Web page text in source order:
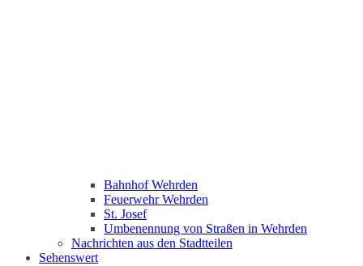
Bahnhof Wehrden
Feuerwehr Wehrden
St. Josef
Umbenennung von Straßen in Wehrden
Nachrichten aus den Stadtteilen
Sehenswert